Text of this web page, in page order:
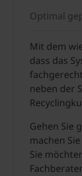
Optimal
Mit dem
dass das
neben der
Gehen Sie
machen
Sie